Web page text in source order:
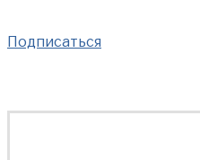
Подписаться